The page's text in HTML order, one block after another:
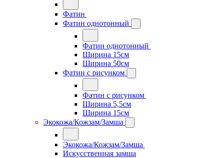
Фатин
Фатин однотонный
Фатин однотонный
Ширина 15см
Ширина 50см
Фатин с рисунком
Фатин с рисунком
Ширина 5,5см
Ширина 15см
Экокожа/Кожзам/Замша
Экокожа/Кожзам/Замша
Искусственная замша